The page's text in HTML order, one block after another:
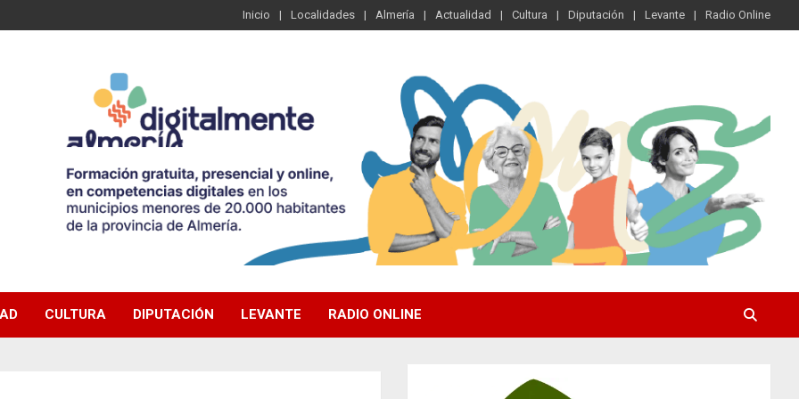
Inicio Localidades Almería Actualidad Cultura Diputación Levante Radio Online
CULTURA DIPUTACIÓN LEVANTE RADIO ONLINE